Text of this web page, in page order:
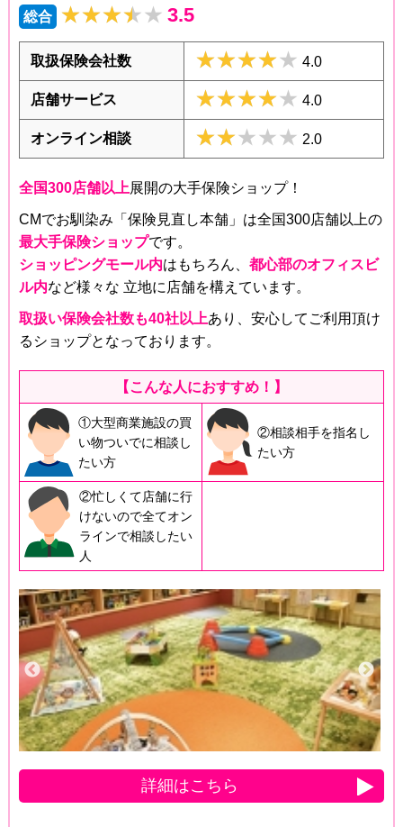
総合 ★★★★★
★★★★★ 3.5
取扱保険会社数 ★★★★★
★★★★★ 4.0
店舗サービス ★★★★★
★★★★★ 4.0
オンライン相談 ★★★★★
★★★★★ 2.0
全国300店舗以上展開の大手保険ショップ！
CMでお馴染み「保険見直し本舗」は全国300店舗以上の
最大手保険ショップです。
ショッピングモール内はもちろん、 都心部のオフィスビ
ル内など様々な 立地に店舗を構えています。
取扱い保険会社数も40社以上あり、安心してご利用頂け
るショップとなっております。
【こんな人におすすめ！】
①大型商業施設の買
い物ついでに相談し
たい方
②相談相手を指名し
たい方
②忙しくて店舗に行
けないので全てオン
ラインで相談したい
人
詳細はこちら